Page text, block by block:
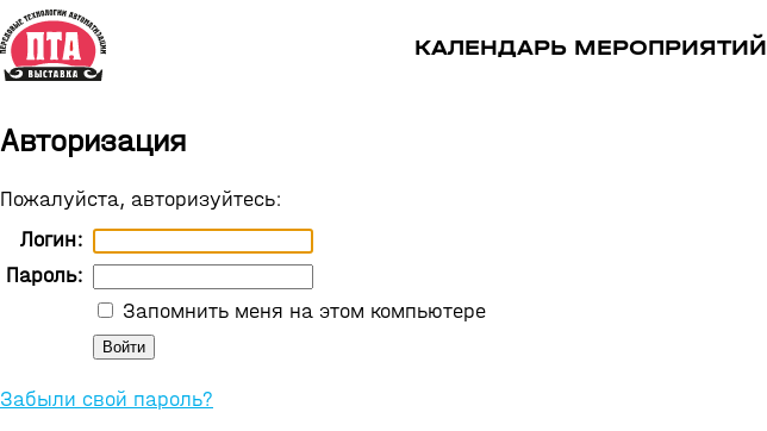
КАЛЕНДАРЬ МЕРОПРИЯТИЙ
Авторизация
Пожалуйста, авторизуйтесь:
Логин:
Пароль:
Запомнить меня на этом компьютере
Забыли свой пароль?